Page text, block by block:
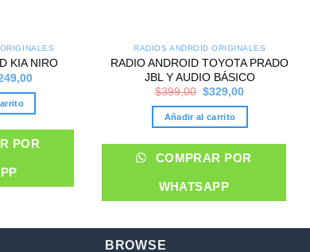
KIA NIRO
Current
is:
POR
RADIOS ANDROID ORIGINALES
RADIO ANDROID TOYOTA PRADO
JBL Y AUDIO BÁSICO
$399,00 Original
was:
$399,00.
$329,00Current
is:
Añadir al carrito
COMPRAR POR
WHATSAPP
BROWSE